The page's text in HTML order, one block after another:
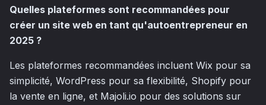
Quelles plateformes sont recommandées pour
créer un site web en tant qu'autoentrepreneur en
2025 ?
Les plateformes recommandées incluent Wix pour sa
simplicité, WordPress pour sa flexibilité, Shopify pour
la vente en ligne, et Majoli.io pour des solutions sur